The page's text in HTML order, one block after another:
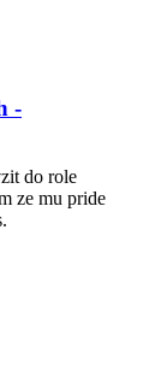
-
do role
ze mu pride